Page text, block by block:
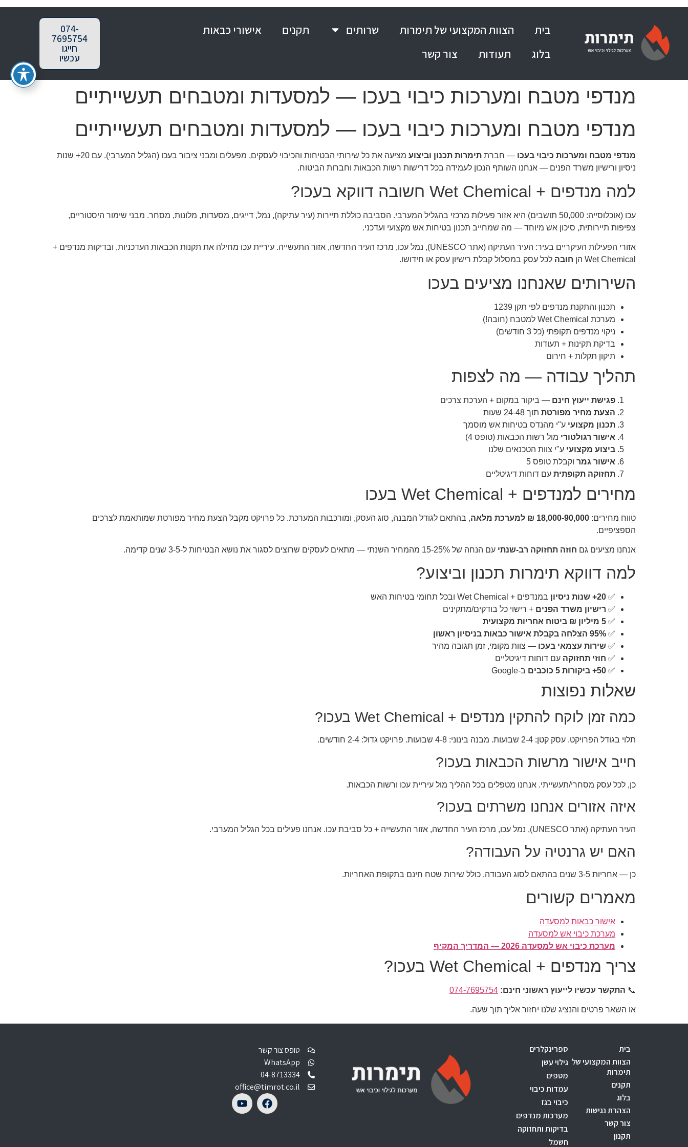
בית הצוות המקצועי של תימרות שרותים תקנים
אישורי כבאות
בלוג
תעודות צור קשר
074-
7695754
חייגו
עכשיו
מנדפי מטבח ומערכות כיבוי בעכו — למסעדות ומטבחים תעשייתיים
מנדפי מטבח ומערכות כיבוי בעכו — למסעדות ומטבחים תעשייתיים
מנדפי מטבח ומערכות כיבוי בעכו — חברת תימרות תכנון וביצוע
מציעה את כל שירותי הבטיחות והכיבוי לעסקים, מפעלים ומבני ציבור בעכו (הגליל המערבי). עם 20+ שנות
ניסיון ורישיון משרד הפנים — אנחנו השותף הנכון לעמידה בכל דרישות רשות הכבאות וחברות הביטוח.
למה מנדפים + Wet Chemical חשובה דווקא בעכו?
עכו (אוכלוסייה: 50,000 תושבים) היא אזור פעילות מרכזי בהגליל המערבי. הסביבה כוללת תיירות (עיר עתיקה), נמל, דייגים, מסעדות, מלונות, מסחר. מבני שימור היסטוריים,
צפיפות תיירותית, סיכון אש מיוחד — מה שמחייב תכנון בטיחות אש מקצועי ועדכני.
אזורי הפעילות העיקריים בעיר: העיר העתיקה (אתר UNESCO), נמל עכו, מרכז העיר החדשה, אזור התעשייה. עיריית עכו מחילה את תקנות הכבאות העדכניות, ובדיקות מנדפים +
Wet Chemical הן
חובה לכל עסק במסלול קבלת רישיון עסק או חידושו.
השירותים שאנחנו מציעים בעכו
תכנון והתקנת מנדפים לפי תקן 1239
מערכת Wet Chemical למטבח (חובה!)
ניקוי מנדפים תקופתי (כל 3 חודשים)
בדיקת תקינות + תעודות
תיקון תקלות + חירום
תהליך עבודה — מה לצפות
פגישת ייעוץ חינם — ביקור במקום + הערכת צרכים
הצעת מחיר מפורטת תוך 24-48 שעות
תכנון מקצועי ע"י מהנדס בטיחות אש מוסמך
אישור רגולטורי מול רשות הכבאות (טופס 4)
ביצוע מקצועי ע"י צוות הטכנאים שלנו
אישור גמר וקבלת טופס 5
תחזוקה תקופתית עם דוחות דיגיטליים
מחירים למנדפים + Wet Chemical בעכו
טווח מחירים: 18,000-90,000 ₪ למערכת מלאה
, בהתאם לגודל המבנה, סוג העסק, ומורכבות המערכת. כל פרויקט מקבל הצעת מחיר מפורטת שמותאמת לצרכים
הספציפיים.
אנחנו מציעים גם חוזה תחזוקה רב-שנתי עם הנחה של 15-25% מהמחיר השנתי — מתאים לעסקים שרוצים לסגור את נושא הבטיחות ל-3-5 שנים קדימה.
למה דווקא תימרות תכנון וביצוע?
✅ 20+ שנות ניסיון
במנדפים + Wet Chemical ובכל תחומי בטיחות האש
✅ רישיון משרד הפנים + רישוי כל בודקים/מתקינים
✅ 5 מיליון ₪ ביטוח אחריות מקצועית
✅ 95% הצלחה בקבלת אישור כבאות בניסיון ראשון
✅ שירות עצמאי בעכו — צוות מקומי, זמן תגובה מהיר
✅ חוזי תחזוקה עם דוחות דיגיטליים
✅ 50+ ביקורות 5 כוכבים ב-Google
שאלות נפוצות
כמה זמן לוקח להתקין מנדפים + Wet Chemical בעכו?
תלוי בגודל הפרויקט. עסק קטן: 2-4 שבועות. מבנה בינוני: 4-8 שבועות. פרויקט גדול: 2-4 חודשים.
חייב אישור מרשות הכבאות בעכו?
כן, לכל עסק מסחרי/תעשייתי. אנחנו מטפלים בכל ההליך מול עיריית עכו ורשות הכבאות.
איזה אזורים אנחנו משרתים בעכו?
העיר העתיקה (אתר UNESCO), נמל עכו, מרכז העיר החדשה, אזור התעשייה + כל סביבת עכו. אנחנו פעילים בכל הגליל המערבי.
האם יש גרנטיה על העבודה?
כן — אחריות 3-5 שנים בהתאם לסוג העבודה, כולל שירות שטח חינם בתקופת האחריות.
מאמרים קשורים
אישור כבאות למסעדה
מערכת כיבוי אש למסעדה
מערכת כיבוי אש למסעדה 2026 — המדריך המקיף
צריך מנדפים + Wet Chemical בעכו?
📞 התקשר עכשיו לייעוץ ראשוני חינם: 074-7695754
או השאר פרטים והנציג שלנו יחזור אליך תוך שעה.
בית
הצוות המקצועי של
תימרות
תקנים
בלוג
הצהרת נגישות
צור קשר
תקנון
ספרינקלרים
גילוי עשן
מטפים
עמדות כיבוי
כיבוי בגז
מערכות מנדפים
בדיקות ותחזוקה
חשמל
טופס צור קשר
WhatsApp
04-8713334
office@timrot.co.il